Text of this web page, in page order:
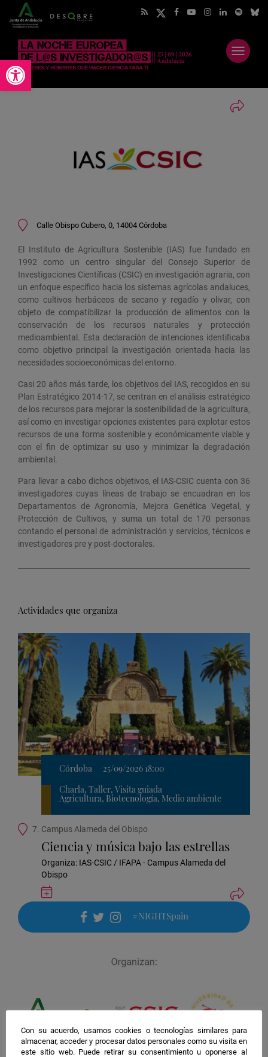
Abrir barra de herramientas
Abrir
menú
Calle Obispo Cubero, 0, 14004 Córdoba
El Instituto de Agricultura Sostenible (IAS) fue fundado en
1992 como un centro singular del Consejo Superior de
Investigaciones Científicas (CSIC) en investigación agraria, con
un enfoque específico hacia los sistemas agrícolas andaluces,
como cultivos herbáceos de secano y regadío y olivar, con
objeto de compatibilizar la producción de alimentos con la
conservación de los recursos naturales y protección
medioambiental. Esta declaración de intenciones identificaba
como objetivo principal la investigación orientada hacia las
necesidades socioeconómicas del entorno.
Casi 20 años más tarde, los objetivos del IAS, recogidos en su
Plan Estratégico 2014-17, se centran en el análisis estratégico
de los recursos para mejorar la sostenibilidad de la agricultura,
así como en investigar opciones existentes para explotar estos
recursos de una forma sostenible y económicamente viable y
con el fin de optimizar su uso y minimizar la degradación
ambiental.
Para llevar a cabo dichos objetivos, el IAS-CSIC cuenta con 36
investigadores cuyas líneas de trabajo se encuadran en los
Departamentos de Agronomía, Mejora Genética Vegetal, y
Protección de Cultivos, y suma un total de 170 personas
contando el personal de administración y servicios, técnicos e
investigadores pre y post-doctorales.
Actividades que organiza
Córdoba
25/09/2026 18:00
Charla, Taller, Visita guiada
Agricultura, Biotecnología, Medio ambiente
Ubicación
actividad
7. Campus Alameda del Obispo
Ciencia y música bajo las estrellas
Organiza: IAS-CSIC / IFAPA - Campus Alameda del
Obispo
actividad
facebook
twitter
instagram
#NIGHTSpain
Con su acuerdo, usamos cookies o tecnologías similares para
almacenar, acceder y procesar datos personales como su visita en
este sitio web. Puede retirar su consentimiento u oponerse al